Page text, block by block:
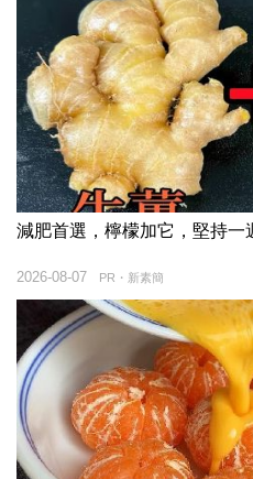
減肥首選，檸檬加它，堅持
PR・新素簡
2026-08-07